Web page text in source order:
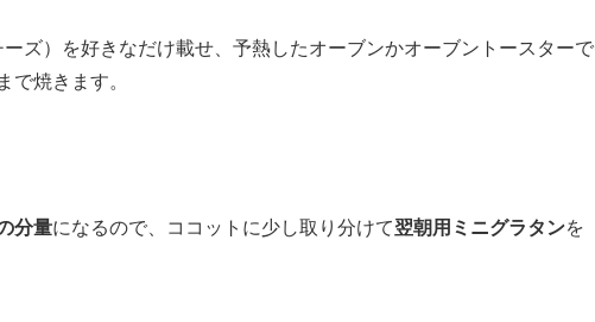
ズ）を好きなだけ載せ、予熱したオーブンかオーブントースターで
で焼きます。
分量になるので、ココットに少し取り分けて翌朝用ミニグラタンを